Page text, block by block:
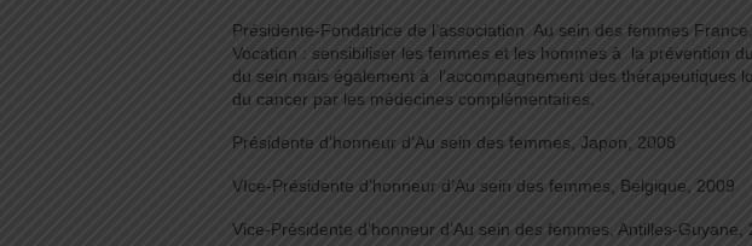
Présidente-Fondatrice de l’association Au sein des femmes France,
Vocation : sensibiliser les femmes et les hommes à la prévention
du sein mais également à l’accompagnement des thérapeutiques
du cancer par les médecines complémentaires.
Présidente d’honneur d’Au sein des femmes, Japon, 2008
VIce-Présidente d’honneur d’Au sein des femmes, Belgique, 2009
Vice-Présidente d’honneur d’Au sein des femmes, Antilles-Guyane,